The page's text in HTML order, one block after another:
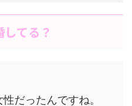
てる？
だったんですね。